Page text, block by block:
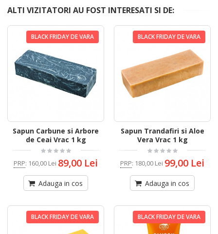
ALTI VIZITATORI AU FOST INTERESATI SI DE:
BLACK FRIDAY DE VARA
Sapun Carbune si Arbore
de Ceai Vrac 1 kg
PRP: 160,00 Lei 89,00 Lei
Adauga in cos
BLACK FRIDAY DE VARA
Sapun Trandafiri si Aloe
Vera Vrac 1 kg
PRP: 180,00 Lei 99,00 Lei
Adauga in cos
BLACK FRIDAY DE VARA BLACK FRIDAY DE VARA